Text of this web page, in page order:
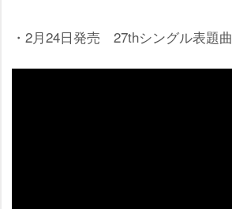
・2月24日発売 27thシングル表題曲